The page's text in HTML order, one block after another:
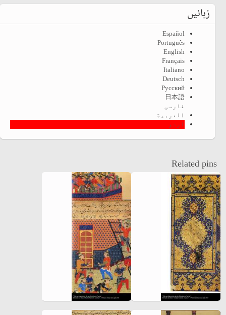
زبانیں
Español
Português
English
Français
Italiano
Deutsch
Русский
日本語
فارسی
العربية
اردو
Related pins